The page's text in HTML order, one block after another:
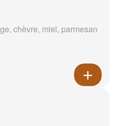
chèvre, miel, parmesan